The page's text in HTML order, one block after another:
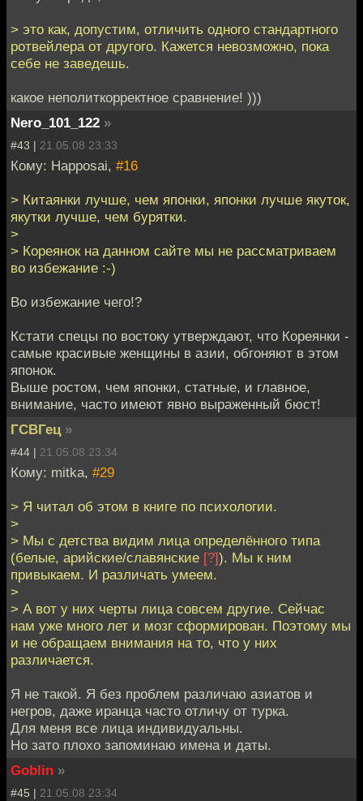
> это как, допустим, отличить одного стандартного
ротвейлера от другого. Кажется невозможно, пока
себе не заведешь.
какое неполиткорректное сравнение! )))
Nero_101_122 »
#43 | 21.05.08 23:33
Кому: Happosai, #16
> Китаянки лучше, чем японки, японки лучше якуток,
якутки лучше, чем бурятки.
>
> Кореянок на данном сайте мы не рассматриваем
во избежание :-)
Во избежание чего!?
Кстати спецы по востоку утверждают, что Кореянки -
самые красивые женщины в азии, обгоняют в этом
японок.
Выше ростом, чем японки, статные, и главное,
внимание, часто имеют явно выраженный бюст!
ГСВГец »
#44 | 21.05.08 23:34
Кому: mitka, #29
> Я читал об этом в книге по психологии.
>
> Мы с детства видим лица определённого типа
(белые, арийские/славянские [?]). Мы к ним
привыкаем. И различать умеем.
>
> А вот у них черты лица совсем другие. Сейчас
нам уже много лет и мозг сформирован. Поэтому мы
и не обращаем внимания на то, что у них
различается.
Я не такой. Я без проблем различаю азиатов и
негров, даже иранца часто отличу от турка.
Для меня все лица индивидуальны.
Но зато плохо запоминаю имена и даты.
Goblin »
#45 | 21.05.08 23:34